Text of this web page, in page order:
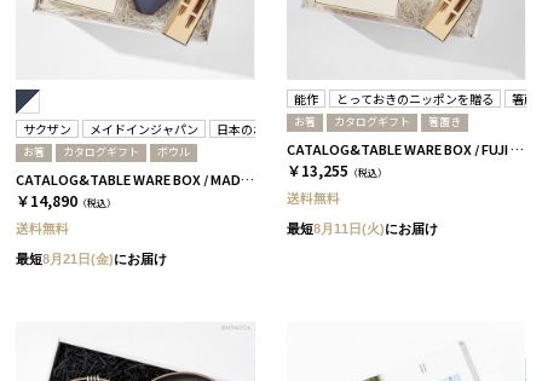
サクザン メイドインジャパン 日本のおいしい食べ物 箸蔵まつかん
お箸 カタログギフト ボウル
CATALOG&TABLE WARE BOX / MADE IN JAPAN / ネイビー&ホワイト / 全5種 C MJ06＋橙
￥14,890 （税込）
送料無料
最短8月21日(金)にお届け
能作 とっておきのニッポンを贈る 箸蔵
お箸 カタログギフト 箸置き
CATALOG&TABLE WARE BOX / FUJI / 紅白 / 全5種 栄-C
￥13,255 （税込）
送料無料
最短8月11日(火)にお届け